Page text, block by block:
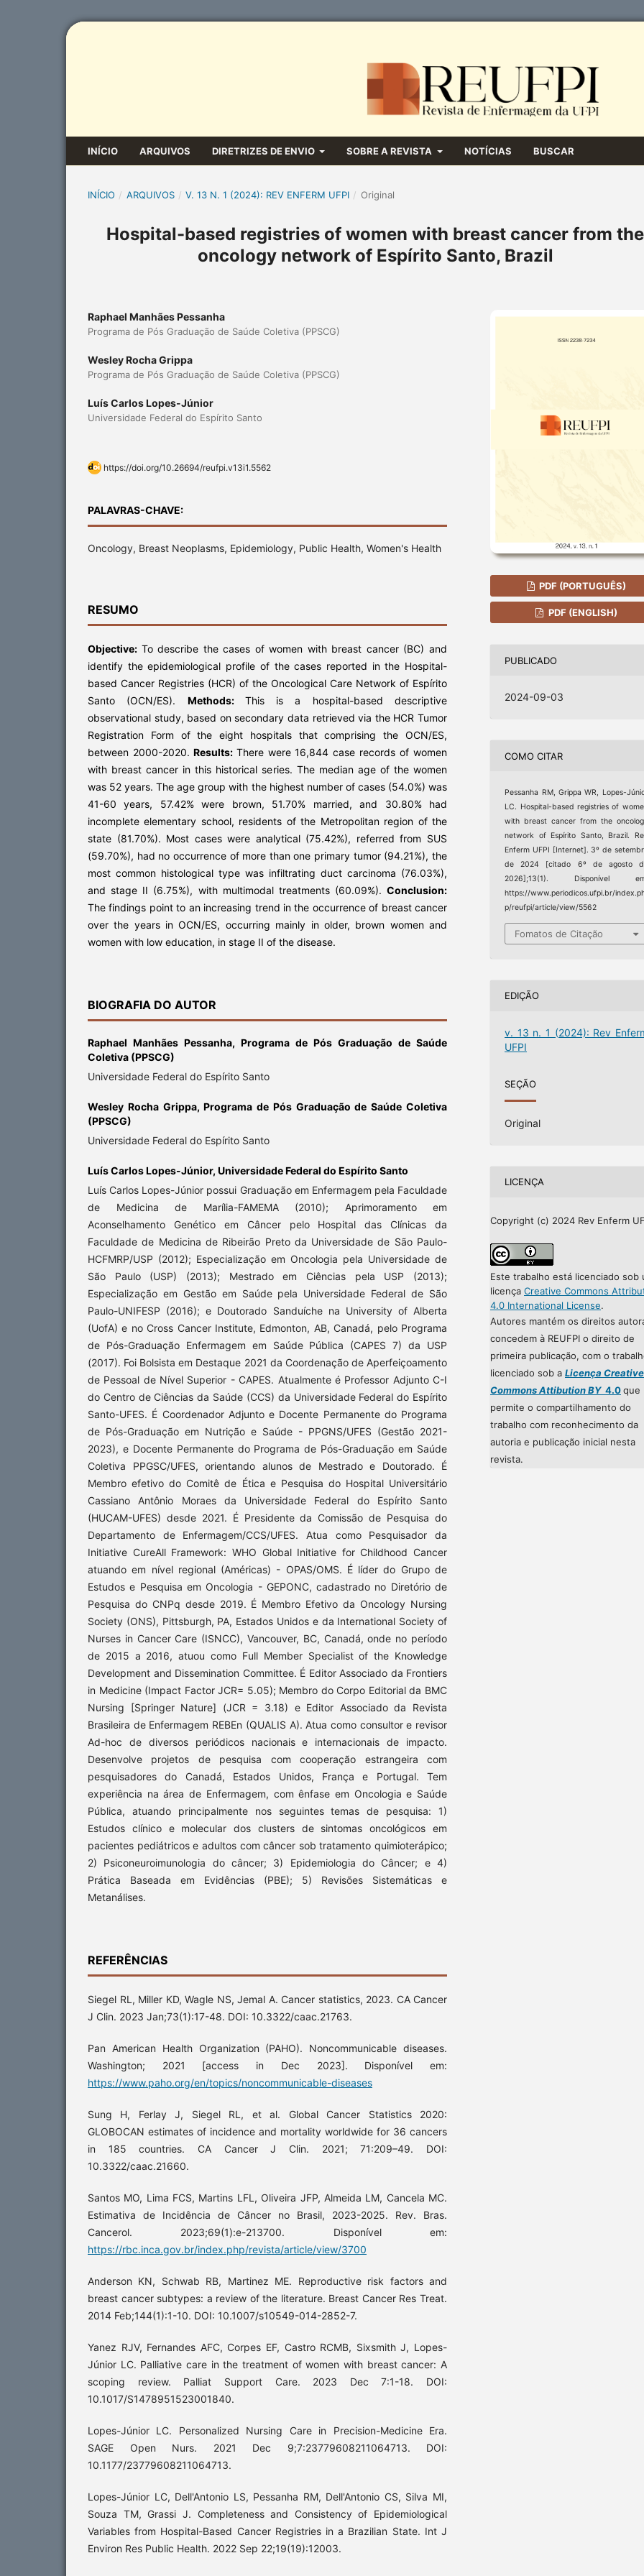
INÍCIO ARQUIVOS DIRETRIZES DE ENVIO SOBRE A REVISTA NOTÍCIAS BUSCAR
INÍCIO / ARQUIVOS / V. 13 N. 1 (2024): REV ENFERM UFPI / Original
Hospital-based registries of women with breast cancer from the
oncology network of Espírito Santo, Brazil
Raphael Manhães Pessanha
Programa de Pós Graduação de Saúde Coletiva (PPSCG)
Wesley Rocha Grippa
Programa de Pós Graduação de Saúde Coletiva (PPSCG)
Luís Carlos Lopes-Júnior
Universidade Federal do Espírito Santo
https://doi.org/10.26694/reufpi.v13i1.5562
PALAVRAS-CHAVE:
Oncology, Breast Neoplasms, Epidemiology, Public Health, Women's Health
RESUMO
Objective: To describe the cases of women with breast cancer (BC) and
identify the epidemiological profile of the cases reported in the Hospital-
based Cancer Registries (HCR) of the Oncological Care Network of Espírito
Santo (OCN/ES). Methods: This is a hospital-based descriptive
observational study, based on secondary data retrieved via the HCR Tumor
Registration Form of the eight hospitals that comprising the OCN/ES,
between 2000-2020. Results: There were 16,844 case records of women
with breast cancer in this historical series. The median age of the women
was 52 years. The age group with the highest number of cases (54.0%) was
41-60 years, 57.42% were brown, 51.70% married, and 30.80% had
incomplete elementary school, residents of the Metropolitan region of the
state (81.70%). Most cases were analytical (75.42%), referred from SUS
(59.70%), had no occurrence of more than one primary tumor (94.21%), the
most common histological type was infiltrating duct carcinoma (76.03%),
and stage II (6.75%), with multimodal treatments (60.09%). Conclusion:
The findings point to an increasing trend in the occurrence of breast cancer
over the years in OCN/ES, occurring mainly in older, brown women and
women with low education, in stage II of the disease.
BIOGRAFIA DO AUTOR
Raphael Manhães Pessanha, Programa de Pós Graduação de Saúde
Coletiva (PPSCG)
Universidade Federal do Espírito Santo
Wesley Rocha Grippa,Programa de Pós Graduação de Saúde Coletiva
(PPSCG)
Universidade Federal do Espírito Santo
Luís Carlos Lopes-Júnior, Universidade Federal do Espírito Santo
Luís Carlos Lopes-Júnior possui Graduação em Enfermagem pela Faculdade
de Medicina de Marília-FAMEMA (2010); Aprimoramento em
Aconselhamento Genético em Câncer pelo Hospital das Clínicas da
Faculdade de Medicina de Ribeirão Preto da Universidade de São Paulo-
HCFMRP/USP (2012); Especialização em Oncologia pela Universidade de
São Paulo (USP) (2013); Mestrado em Ciências pela USP (2013);
Especialização em Gestão em Saúde pela Universidade Federal de São
Paulo-UNIFESP (2016); e Doutorado Sanduíche na University of Alberta
(UofA) e no Cross Cancer Institute, Edmonton, AB, Canadá, pelo Programa
de Pós-Graduação Enfermagem em Saúde Pública (CAPES 7) da USP
(2017). Foi Bolsista em Destaque 2021 da Coordenação de Aperfeiçoamento
de Pessoal de Nível Superior - CAPES. Atualmente é Professor Adjunto C-I
do Centro de Ciências da Saúde (CCS) da Universidade Federal do Espírito
Santo-UFES. É Coordenador Adjunto e Docente Permanente do Programa
de Pós-Graduação em Nutrição e Saúde - PPGNS/UFES (Gestão 2021-
2023), e Docente Permanente do Programa de Pós-Graduação em Saúde
Coletiva PPGSC/UFES, orientando alunos de Mestrado e Doutorado. É
Membro efetivo do Comitê de Ética e Pesquisa do Hospital Universitário
Cassiano Antônio Moraes da Universidade Federal do Espírito Santo
(HUCAM-UFES) desde 2021. É Presidente da Comissão de Pesquisa do
Departamento de Enfermagem/CCS/UFES. Atua como Pesquisador da
Initiative CureAll Framework: WHO Global Initiative for Childhood Cancer
atuando em nível regional (Américas) - OPAS/OMS. É líder do Grupo de
Estudos e Pesquisa em Oncologia - GEPONC, cadastrado no Diretório de
Pesquisa do CNPq desde 2019. É Membro Efetivo da Oncology Nursing
Society (ONS), Pittsburgh, PA, Estados Unidos e da International Society of
Nurses in Cancer Care (ISNCC), Vancouver, BC, Canadá, onde no período
de 2015 a 2016, atuou como Full Member Specialist of the Knowledge
Development and Dissemination Committee. É Editor Associado da Frontiers
in Medicine (Impact Factor JCR= 5.05); Membro do Corpo Editorial da BMC
Nursing [Springer Nature] (JCR = 3.18) e Editor Associado da Revista
Brasileira de Enfermagem REBEn (QUALIS A). Atua como consultor e revisor
Ad-hoc de diversos periódicos nacionais e internacionais de impacto.
Desenvolve projetos de pesquisa com cooperação estrangeira com
pesquisadores do Canadá, Estados Unidos, França e Portugal. Tem
experiência na área de Enfermagem, com ênfase em Oncologia e Saúde
Pública, atuando principalmente nos seguintes temas de pesquisa: 1)
Estudos clínico e molecular dos clusters de sintomas oncológicos em
pacientes pediátricos e adultos com câncer sob tratamento quimioterápico;
2) Psiconeuroimunologia do câncer; 3) Epidemiologia do Câncer; e 4)
Prática Baseada em Evidências (PBE); 5) Revisões Sistemáticas e
Metanálises.
REFERÊNCIAS
Siegel RL, Miller KD, Wagle NS, Jemal A. Cancer statistics, 2023. CA Cancer
J Clin. 2023 Jan;73(1):17-48. DOI: 10.3322/caac.21763.
Pan American Health Organization (PAHO). Noncommunicable diseases.
Washington; 2021 [access in Dec 2023]. Disponível em:
https://www.paho.org/en/topics/noncommunicable-diseases
Sung H, Ferlay J, Siegel RL, et al. Global Cancer Statistics 2020:
GLOBOCAN estimates of incidence and mortality worldwide for 36 cancers
in 185 countries. CA Cancer J Clin. 2021; 71:209–49. DOI:
10.3322/caac.21660.
Santos MO, Lima FCS, Martins LFL, Oliveira JFP, Almeida LM, Cancela MC.
Estimativa de Incidência de Câncer no Brasil, 2023-2025. Rev. Bras.
Cancerol. 2023;69(1):e-213700. Disponível em:
https://rbc.inca.gov.br/index.php/revista/article/view/3700
Anderson KN, Schwab RB, Martinez ME. Reproductive risk factors and
breast cancer subtypes: a review of the literature. Breast Cancer Res Treat.
2014 Feb;144(1):1-10. DOI: 10.1007/s10549-014-2852-7.
Yanez RJV, Fernandes AFC, Corpes EF, Castro RCMB, Sixsmith J, Lopes-
Júnior LC. Palliative care in the treatment of women with breast cancer: A
scoping review. Palliat Support Care. 2023 Dec 7:1-18. DOI:
10.1017/S1478951523001840.
Lopes-Júnior LC. Personalized Nursing Care in Precision-Medicine Era.
SAGE Open Nurs. 2021 Dec 9;7:23779608211064713. DOI:
10.1177/23779608211064713.
Lopes-Júnior LC, Dell'Antonio LS, Pessanha RM, Dell'Antonio CS, Silva MI,
Souza TM, Grassi J. Completeness and Consistency of Epidemiological
Variables from Hospital-Based Cancer Registries in a Brazilian State. Int J
Environ Res Public Health. 2022 Sep 22;19(19):12003.
PDF (PORTUGUÊS)
PDF (ENGLISH)
PUBLICADO
2024-09-03
COMO CITAR
Pessanha RM, Grippa WR, Lopes-
LC. Hospital-based registries of
with breast cancer from the
network of Espírito Santo, Brazil.
Enferm UFPI [Internet]. 3º de
de 2024 [citado 6º de agosto
2026];13(1). Disponível
https://www.periodicos.ufpi.br/
p/reufpi/article/view/5562
Fomatos de Citação
EDIÇÃO
v. 13 n. 1 (2024): Rev
UFPI
SEÇÃO
Original
LICENÇA
Copyright (c) 2024 Rev Enferm
Este trabalho está licenciado sob
licença Creative Commons
4.0 International License.
Autores mantém os direitos
concedem à REUFPI o direito de
primeira publicação, com o
licenciado sob a Licença Creative
Commons Attibution BY4.0que
permite o compartilhamento do
trabalho com reconhecimento da
autoria e publicação inicial nesta
revista.